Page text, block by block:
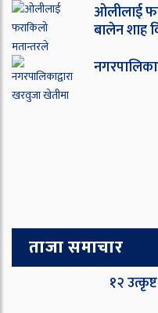
ओ‌लीलाई
बालेन शाह
ताजा समाचार
१२